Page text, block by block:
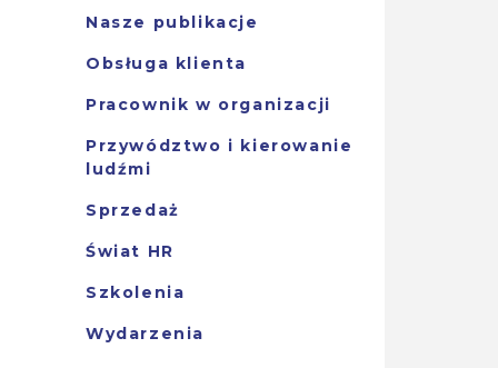
Nasze publikacje
Obsługa klienta
Pracownik w organizacji
Przywództwo i kierowanie
ludźmi
Sprzedaż
Świat HR
Szkolenia
Wydarzenia